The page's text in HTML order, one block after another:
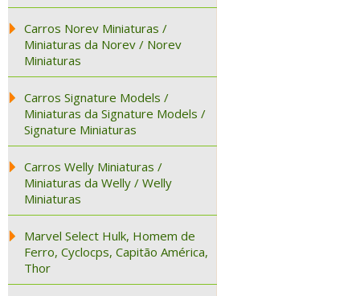
Carros Norev Miniaturas /
Miniaturas da Norev / Norev
Miniaturas
Carros Signature Models /
Miniaturas da Signature Models /
Signature Miniaturas
Carros Welly Miniaturas /
Miniaturas da Welly / Welly
Miniaturas
Marvel Select Hulk, Homem de
Ferro, Cyclocps, Capitão América,
Thor